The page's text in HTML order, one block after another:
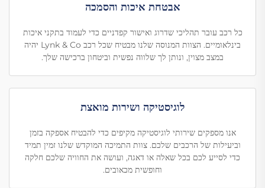
אבטחת איכות והסמכה
כל רכב עובר תהליכי שדרוג ואישור קפדניים כדי לעמוד בתקני איכות
בינלאומיים. הצוות המנוסה שלנו מבטיח שכל רכב Lynk & Co יהיה
במצב מצוין, ונותן לך שלווה נפשית וביטחון ברכישה שלך.
לוגיסטיקה ושירות מואצת
אנו מספקים שירותי לוגיסטיקה מקיפים כדי להבטיח אספקה בזמן
וביעילות של הרכבים שלכם. צוות התמיכה המוקדש שלנו זמין תמיד
כדי לסייע לכם בכל שאלה או דאגה, ועושה את החוויה שלכם חלקה
וחופשית מכאובים.